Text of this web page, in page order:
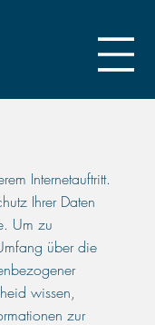
Internetauftritt.
Ihrer Daten
Um zu
über die
wissen,
zur